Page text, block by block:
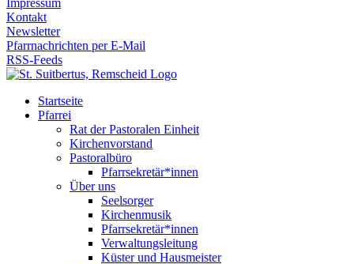
Impressum
Kontakt
Newsletter
Pfarrnachrichten per E-Mail
RSS-Feeds
Startseite
Pfarrei
Rat der Pastoralen Einheit
Kirchenvorstand
Pastoralbüro
Pfarrsekretär*innen
Über uns
Seelsorger
Kirchenmusik
Pfarrsekretär*innen
Verwaltungsleitung
Küster und Hausmeister